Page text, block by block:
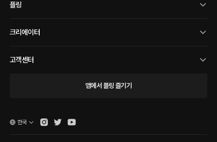
플링
크리에이터
고객센터
앱에서 플링 즐기기
한국